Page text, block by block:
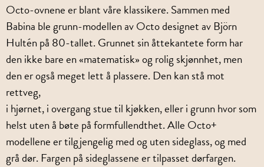
Octo-ovnene er blant våre klassikere. Sammen med
Babina ble grunn-modellen av Octo designet av Björn
Hultén på 80-tallet. Grunnet sin åttekantete form har
den ikke bare en «matematisk» og rolig skjønnhet, men
den er også meget lett å plassere. Den kan stå mot
rettveg,
i hjørnet, i overgang stue til kjøkken, eller i grunn hvor som
helst uten å bøte på formfullendthet. Alle Octo+
modellene er tilgjengelig med og uten sideglass, og med
grå dør. Fargen på sideglassene er tilpasset dørfargen.